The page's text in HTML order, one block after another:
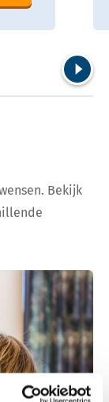
Bekijk